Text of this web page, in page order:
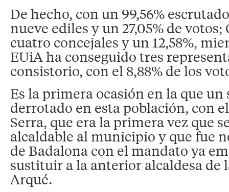
De hecho, con un 99,56%
nueve ediles y un 27,05% de
cuatro concejales y un 12,58%,
EUiA ha conseguido tres
consistorio, con el 8,88% de los
Es la primera ocasión en la que
derrotado en esta población, con
Serra, que era la primera vez que
alcaldable al municipio y que fue
de Badalona con el mandato ya
sustituir a la anterior alcaldesa de
Arqué.